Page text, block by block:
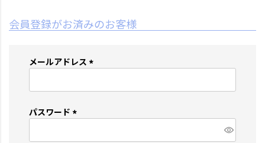
会員登録がお済みのお客様
メールアドレス
必
パスワード
必